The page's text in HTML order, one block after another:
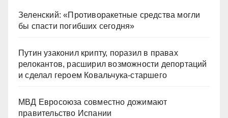
Зеленский: «Противоракетные средства могли
бы спасти погибших сегодня»
Путин узаконил крипту, поразил в правах
релокантов, расширил возможности депортаций
и сделал героем Ковальчука-старшего
МВД Евросоюза совместно дожимают
правительство Испании